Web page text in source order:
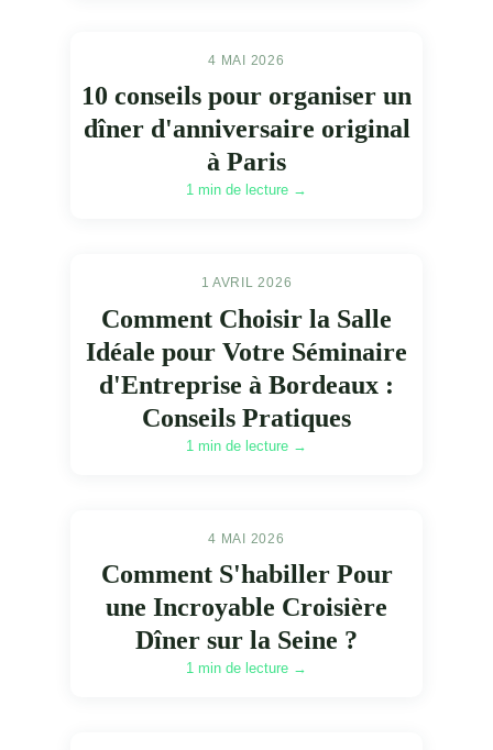
4 MAI 2026
10 conseils pour organiser un
dîner d'anniversaire original
à Paris
1 min de lecture →
1 AVRIL 2026
Comment Choisir la Salle
Idéale pour Votre Séminaire
d'Entreprise à Bordeaux :
Conseils Pratiques
1 min de lecture →
4 MAI 2026
Comment S'habiller Pour
une Incroyable Croisière
Dîner sur la Seine ?
1 min de lecture →